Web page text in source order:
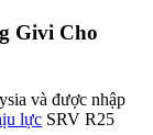
Givi Cho
và được nhập
lực SRV R25